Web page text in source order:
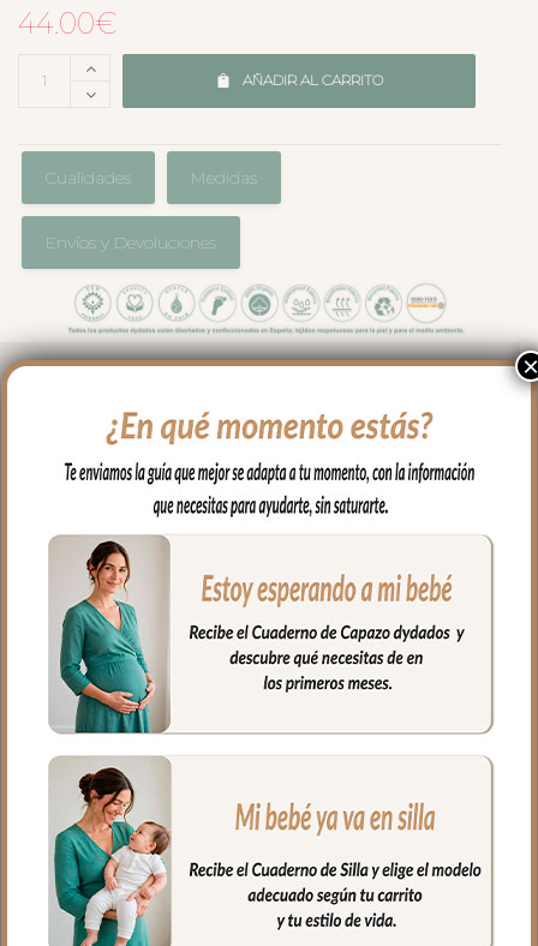
44.00€
AÑADIR AL CARRITO
Cualidades Medidas
Envíos y Devoluciones
Azulado
Dos caras, dos momentos, un solo
accesorio. La Colchoneta Reversible
el piqué Roma Menta para los días de
tonos cálidos y sobrios, o la villela
estampada con el bosque encantado
Bambi para los días de más color y
alegría.
El relleno de microfibra hueca garantiza
suavidad y transpirabilidad en cada
trayecto. De fácil colocación.
Fabricadas en España con tejidos
certificados Coordinada con todos los
accesorios de la Colección Bambi.
×